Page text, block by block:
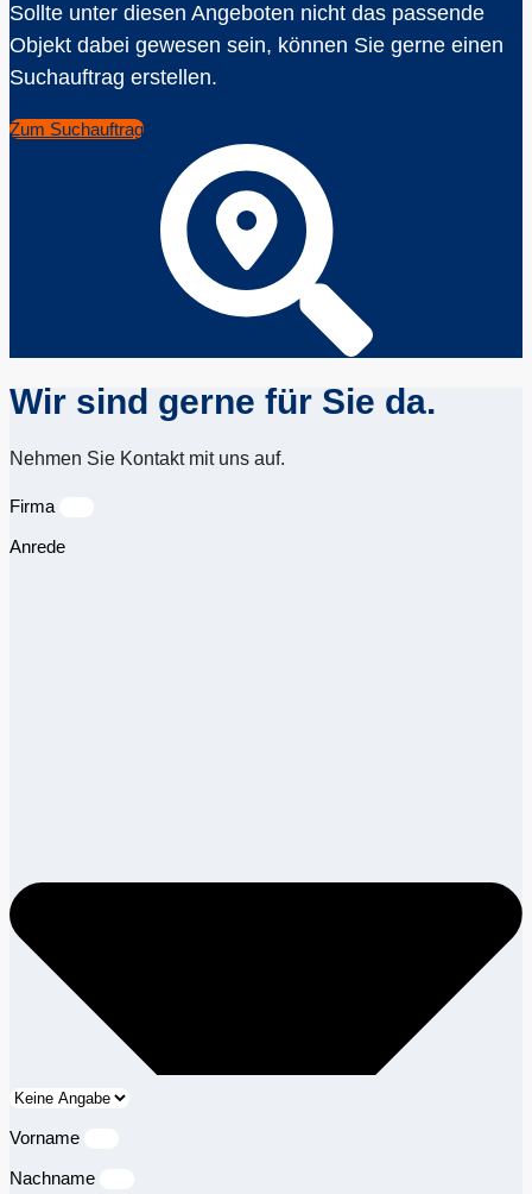
Sollte unter diesen Angeboten nicht das passende
Objekt dabei gewesen sein, können Sie gerne einen
Suchauftrag erstellen.
Zum Suchauftrag
Wir sind gerne für Sie da.
Nehmen Sie Kontakt mit uns auf.
Firma
Anrede
Vorname
Nachname